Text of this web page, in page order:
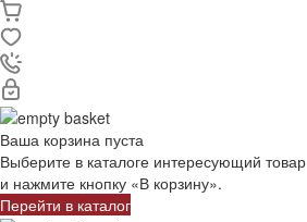
Ваша корзина пуста
Выберите в каталоге интересующий товар
и нажмите кнопку «В корзину».
Перейти в каталог